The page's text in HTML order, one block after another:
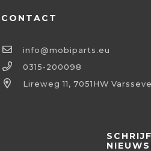
CONTACT
info@mobiparts.eu
0315-200098
Lireweg 11, 7051HW